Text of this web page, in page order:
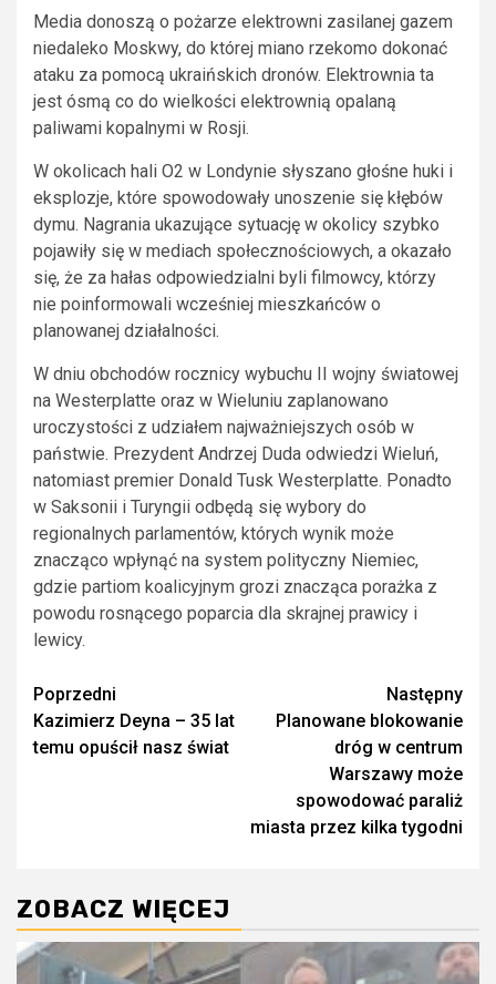
Media donoszą o pożarze elektrowni zasilanej gazem
niedaleko Moskwy, do której miano rzekomo dokonać
ataku za pomocą ukraińskich dronów. Elektrownia ta
jest ósmą co do wielkości elektrownią opalaną
paliwami kopalnymi w Rosji.
W okolicach hali O2 w Londynie słyszano głośne huki i
eksplozje, które spowodowały unoszenie się kłębów
dymu. Nagrania ukazujące sytuację w okolicy szybko
pojawiły się w mediach społecznościowych, a okazało
się, że za hałas odpowiedzialni byli filmowcy, którzy
nie poinformowali wcześniej mieszkańców o
planowanej działalności.
W dniu obchodów rocznicy wybuchu II wojny światowej
na Westerplatte oraz w Wieluniu zaplanowano
uroczystości z udziałem najważniejszych osób w
państwie. Prezydent Andrzej Duda odwiedzi Wieluń,
natomiast premier Donald Tusk Westerplatte. Ponadto
w Saksonii i Turyngii odbędą się wybory do
regionalnych parlamentów, których wynik może
znacząco wpłynąć na system polityczny Niemiec,
gdzie partiom koalicyjnym grozi znacząca porażka z
powodu rosnącego poparcia dla skrajnej prawicy i
lewicy.
Zobacz
wpisy
Poprzedni
Kazimierz Deyna – 35 lat
temu opuścił nasz świat
Następny
Planowane blokowanie
dróg w centrum
Warszawy może
spowodować paraliż
miasta przez kilka tygodni
ZOBACZ WIĘCEJ